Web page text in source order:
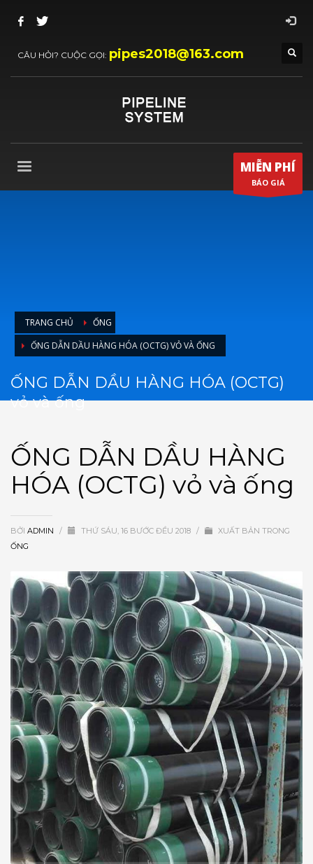
CÂU HỎI? CUỘC GỌI: pipes2018@163.com
MIỄN PHÍ
BÁO GIÁ
TRANG CHỦ
ỐNG
ỐNG DẪN DẦU HÀNG HÓA (OCTG) VỎ VÀ ỐNG
ỐNG DẪN DẦU HÀNG HÓA (OCTG)
vỏ và ống
ỐNG DẪN DẦU HÀNG
HÓA (OCTG) vỏ và ống
BỞI ADMIN / THỨ SÁU, 16 BƯỚC ĐỀU 2018 /
XUẤT BẢN TRONG
ỐNG